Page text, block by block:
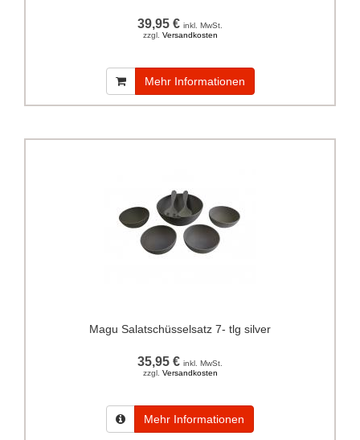
39,95 € inkl. MwSt.
zzgl. Versandkosten
Mehr Informationen
Magu Salatschüsselsatz 7- tlg silver
35,95 € inkl. MwSt.
zzgl. Versandkosten
Mehr Informationen